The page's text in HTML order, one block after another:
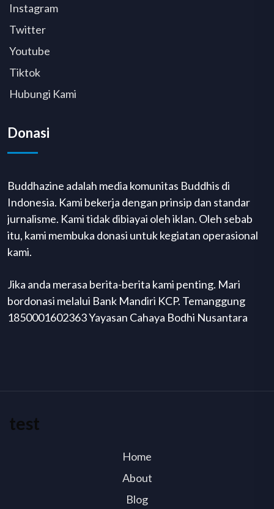
Instagram
Twitter
Youtube
Tiktok
Hubungi Kami
Donasi
Buddhazine adalah media komunitas Buddhis di
Indonesia. Kami bekerja dengan prinsip dan standar
jurnalisme. Kami tidak dibiayai oleh iklan. Oleh sebab
itu, kami membuka donasi untuk kegiatan operasional
kami.
Jika anda merasa berita-berita kami penting. Mari
bordonasi melalui Bank Mandiri KCP. Temanggung
1850001602363 Yayasan Cahaya Bodhi Nusantara
test
Home
About
Blog